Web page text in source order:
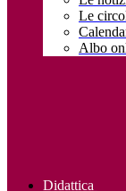
Le
Albo
Didattica